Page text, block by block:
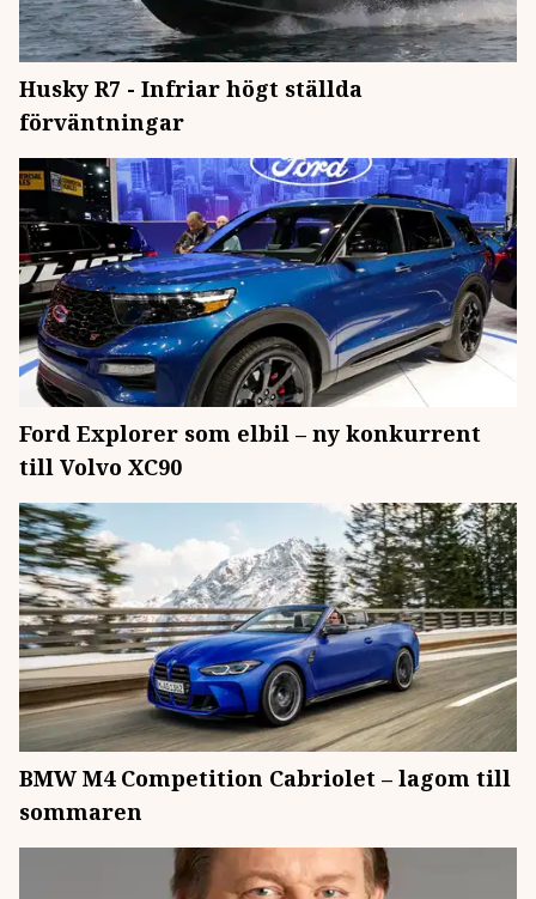
Husky R7 - Infriar högt ställda
förväntningar
Ford Explorer som elbil – ny konkurrent
till Volvo XC90
BMW M4 Competition Cabriolet – lagom till
sommaren